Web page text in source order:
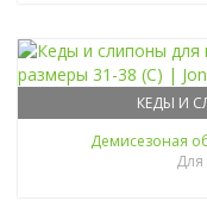
КЕДЫ И
Демисезоная
Для